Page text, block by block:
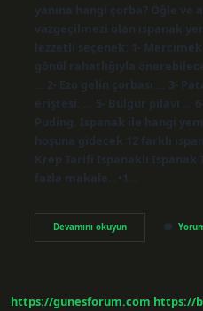
yanına hangi çorba? Öğle
vazgeçilmezi olan ıspanak
lezzetli seçenek: 1-
gönül rahatlığıyla
… 2- Ezo gelin çorbası … 3-
eriştesi. … 5- Bulgur pilavı …
Puding. Ispanak ile hangi
hoşuna gidecek 12 farklı
Krep Tarifi Ispanaklı Ispanak
fazla makale…•1…
Devamını okuyunIspanak
Borani
https://gunesforum.com https://